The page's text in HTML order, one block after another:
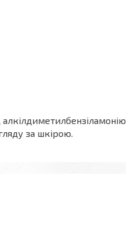
за шкірою.